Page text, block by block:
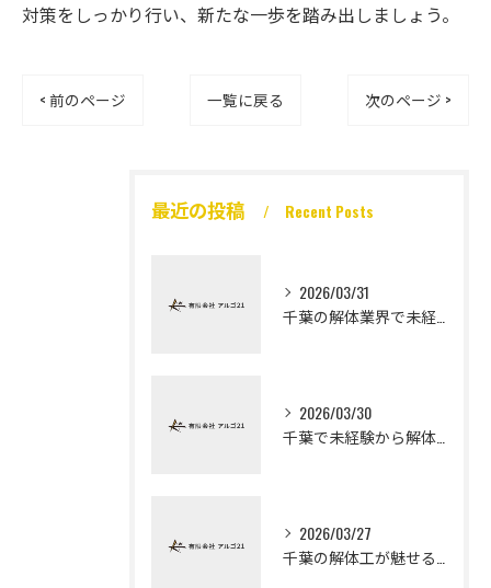
対策をしっかり行い、新たな一歩を踏み出しましょう。
< 前のページ 一覧に戻る 次のページ >
最近の投稿 Recent Posts
2026/03/31
2026/03/30
2026/03/27